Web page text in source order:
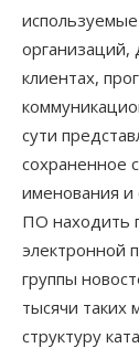
организаций,
клиентах,
сути
сохраненное
именования и
ПО находить
электронной
группы
тысячи таких
структуру